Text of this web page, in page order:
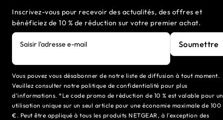
Inscrivez-vous pour recevoir des actualités, des offres et
bénéficiez de 10 % de réduction sur votre premier achat.
Saisir l'adresse e-mail Soumettre
Vous pouvez vous désabonner de notre liste de diffusion à tout moment.
Veuillez consulter notre politique de confidentialité pour plus
d'informations. *Le code promo de réduction de 10 % est valable pour
utilisation unique sur un seul article pour une économie maximale de 100
€. Peut être appliqué à tous les produits NETGEAR, à l'exception des